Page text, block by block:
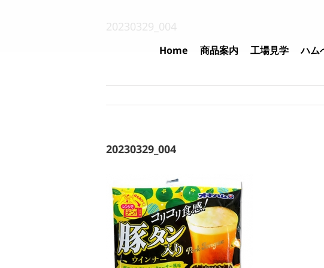
Home 商品案内 工場見学 ハム
20230329_004
20230329_004